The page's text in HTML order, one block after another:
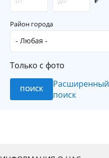
Район города
Только с фото
Расширенный
поиск